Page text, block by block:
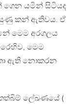
ගෙන යමින් සිටියද
කන් ඇතිවය. ඒ
මෙම අරගලය
මෙම
ඇති නොකරන
ලේඛණයේ (